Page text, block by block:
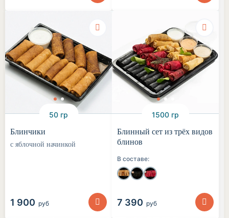
50 гр
Блинчики
с яблочной начинкой
1 900 руб
1500 гр
Блинный сет из трёх видов
блинов
В составе:
7 390 руб